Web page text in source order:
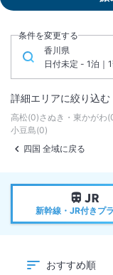
条件を変更する
香川県
日付未定 - 1泊｜
詳細エリアに絞り込む
高松(0)さぬき・東かがわ(
小豆島(0)
四国 全域に戻る
新幹線・JR付きプ
おすすめ順